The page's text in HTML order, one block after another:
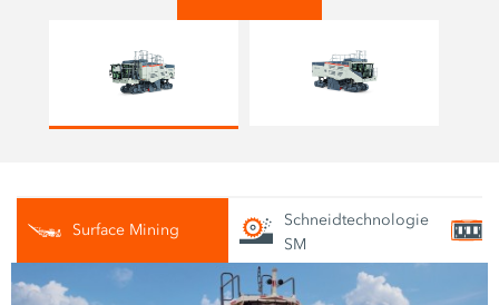
Surface Mining
Schneidtechnologie
SM